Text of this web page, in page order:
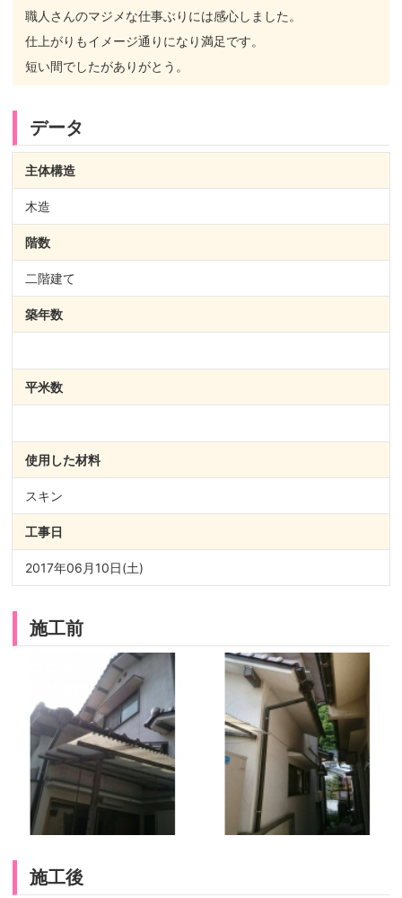
職人さんのマジメな仕事ぶりには感心しました。
仕上がりもイメージ通りになり満足です。
短い間でしたがありがとう。
データ
主体構造
木造
階数
二階建て
築年数
平米数
使用した材料
スキン
工事日
2017年06月10日(土)
施工前
施工後